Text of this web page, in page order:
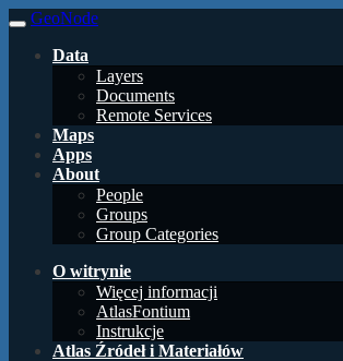
GeoNode
Data
Layers
Documents
Remote Services
Maps
Apps
About
People
Groups
Group Categories
O witrynie
Więcej informacji
AtlasFontium
Instrukcje
Atlas Źródeł i Materiałów